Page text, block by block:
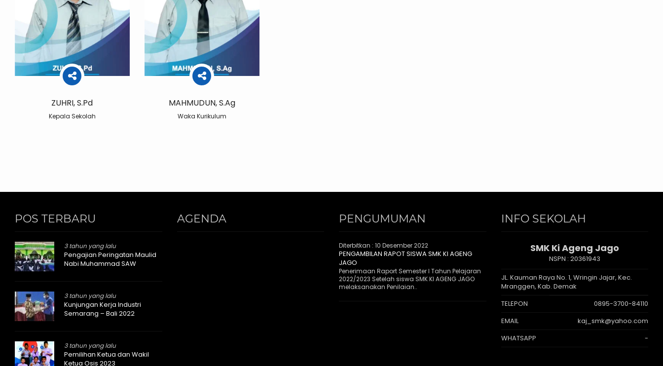
ZUHRI, S.Pd
Kepala Sekolah
MAHMUDUN, S.Ag
Waka Kurikulum
POS TERBARU
3 tahun yang lalu
Pengajian Peringatan Maulid
Nabi Muhammad SAW
3 tahun yang lalu
Kunjungan Kerja Industri
Semarang – Bali 2022
3 tahun yang lalu
Pemilihan Ketua dan Wakil
Ketua Osis 2023
AGENDA PENGUMUMAN
Diterbitkan : 10 Desember 2022
PENGAMBILAN RAPOT SISWA SMK KI AGENG
JAGO
Penerimaan Raport Semester I Tahun Pelajaran
2022/2023 Setelah siswa SMK KI AGENG JAGO
melaksanakan Penilaian..
INFO SEKOLAH
SMK Ki Ageng Jago
NSPN : 20361943
JL. Kauman Raya No. 1, Wringin Jajar, Kec.
Mranggen, Kab. Demak
TELEPON
0895-3700-84110
EMAIL
kaj_smk@yahoo.com
WHATSAPP
-